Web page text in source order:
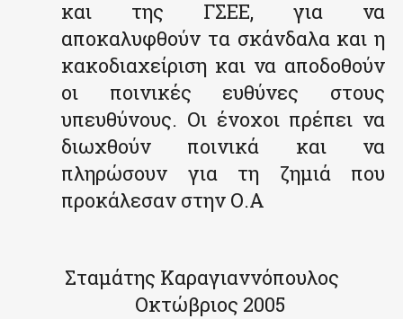
και της ΓΣΕΕ, για να
αποκαλυφθούν τα σκάνδαλα και η
κακοδιαχείριση και να αποδοθούν
οι ποινικές ευθύνες στους
υπευθύνους. Οι ένοχοι πρέπει να
διωχθούν ποινικά και να
πληρώσουν για τη ζημιά που
προκάλεσαν στην Ο.Α
Σταμάτης Καραγιαννόπουλος
Οκτώβριος 2005